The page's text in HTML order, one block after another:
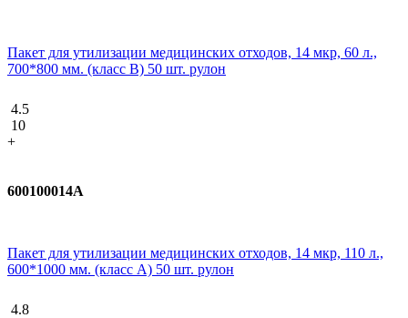
Пакет для утилизации медицинских отходов, 14 мкр, 60 л.,
700*800 мм. (класс В) 50 шт. рулон
4.5
10
+
600100014А
Пакет для утилизации медицинских отходов, 14 мкр, 110 л.,
600*1000 мм. (класс А) 50 шт. рулон
4.8